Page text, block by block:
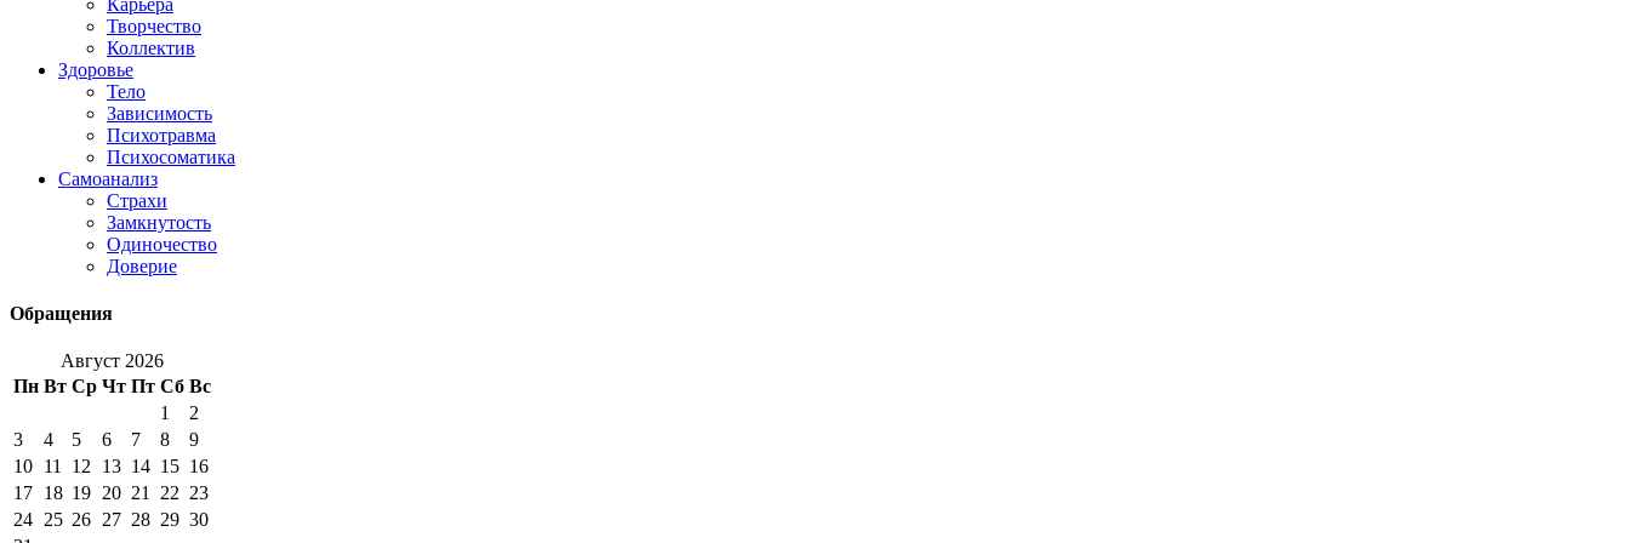
Творчество
Коллектив
Здоровье
Тело
Зависимость
Психотравма
Психосоматика
Самоанализ
Страхи
Замкнутость
Одиночество
Доверие
Обращения
Август 2026
Пн Вт Ср Чт Пт Сб Вс
1
2
3
4 5 6 7 8
9
10 11 12 13 14 15 16
17 18 19 20 21 22 23
24 25 26 27 28 29 30